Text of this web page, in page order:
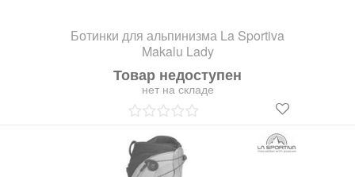
Ботинки для альпинизма La Sportiva
Makalu Lady
Товар недоступен
нет на складе